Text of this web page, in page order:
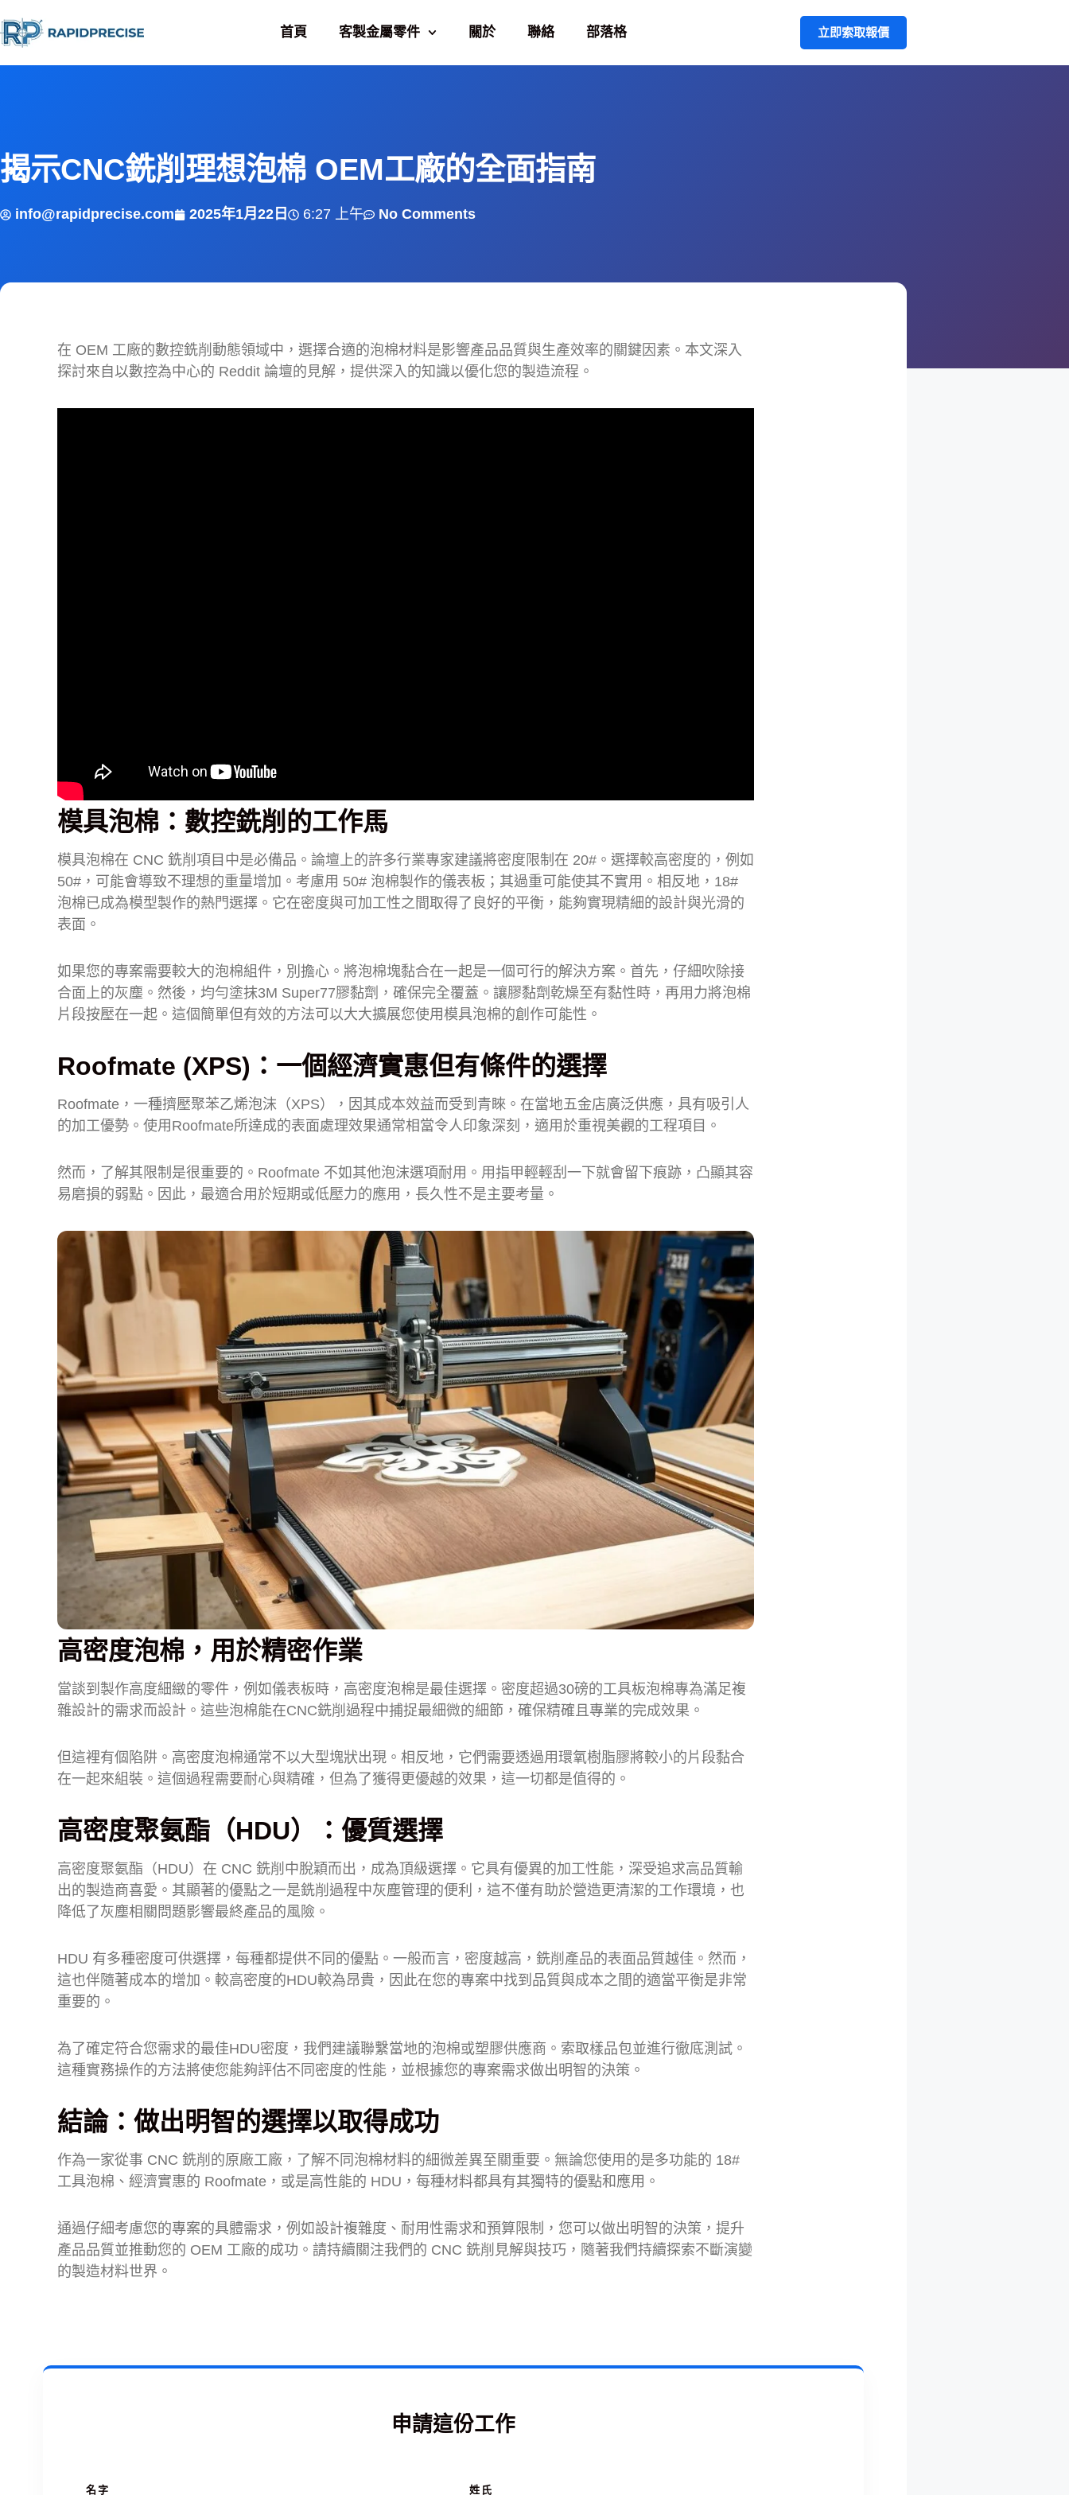
首頁 客製金屬零件 關於 聯絡 部落格 立即索取報價
揭示CNC銑削理想泡棉 OEM工廠的全面指南
info@rapidprecise.com 2025年1月22日 6:27 上午 No Comments
在 OEM 工廠的數控銑削動態領域中，選擇合適的泡棉材料是影響產品品質與生產效率的關鍵因素。本文深入
探討來自以數控為中心的 Reddit 論壇的見解，提供深入的知識以優化您的製造流程。
模具泡棉：數控銑削的工作馬
模具泡棉在 CNC 銑削項目中是必備品。論壇上的許多行業專家建議將密度限制在 20#。選擇較高密度的，例如
50#，可能會導致不理想的重量增加。考慮用 50# 泡棉製作的儀表板；其過重可能使其不實用。相反地，18#
泡棉已成為模型製作的熱門選擇。它在密度與可加工性之間取得了良好的平衡，能夠實現精細的設計與光滑的
表面。
如果您的專案需要較大的泡棉組件，別擔心。將泡棉塊黏合在一起是一個可行的解決方案。首先，仔細吹除接
合面上的灰塵。然後，均勻塗抹3M Super77膠黏劑，確保完全覆蓋。讓膠黏劑乾燥至有黏性時，再用力將泡棉
片段按壓在一起。這個簡單但有效的方法可以大大擴展您使用模具泡棉的創作可能性。
Roofmate (XPS)：一個經濟實惠但有條件的選擇
Roofmate，一種擠壓聚苯乙烯泡沫（XPS），因其成本效益而受到青睞。在當地五金店廣泛供應，具有吸引人
的加工優勢。使用Roofmate所達成的表面處理效果通常相當令人印象深刻，適用於重視美觀的工程項目。
然而，了解其限制是很重要的。Roofmate 不如其他泡沫選項耐用。用指甲輕輕刮一下就會留下痕跡，凸顯其容
易磨損的弱點。因此，最適合用於短期或低壓力的應用，長久性不是主要考量。
高密度泡棉，用於精密作業
當談到製作高度細緻的零件，例如儀表板時，高密度泡棉是最佳選擇。密度超過30磅的工具板泡棉專為滿足複
雜設計的需求而設計。這些泡棉能在CNC銑削過程中捕捉最細微的細節，確保精確且專業的完成效果。
但這裡有個陷阱。高密度泡棉通常不以大型塊狀出現。相反地，它們需要透過用環氧樹脂膠將較小的片段黏合
在一起來組裝。這個過程需要耐心與精確，但為了獲得更優越的效果，這一切都是值得的。
高密度聚氨酯（HDU）：優質選擇
高密度聚氨酯（HDU）在 CNC 銑削中脫穎而出，成為頂級選擇。它具有優異的加工性能，深受追求高品質輸
出的製造商喜愛。其顯著的優點之一是銑削過程中灰塵管理的便利，這不僅有助於營造更清潔的工作環境，也
降低了灰塵相關問題影響最終產品的風險。
HDU 有多種密度可供選擇，每種都提供不同的優點。一般而言，密度越高，銑削產品的表面品質越佳。然而，
這也伴隨著成本的增加。較高密度的HDU較為昂貴，因此在您的專案中找到品質與成本之間的適當平衡是非常
重要的。
為了確定符合您需求的最佳HDU密度，我們建議聯繫當地的泡棉或塑膠供應商。索取樣品包並進行徹底測試。
這種實務操作的方法將使您能夠評估不同密度的性能，並根據您的專案需求做出明智的決策。
結論：做出明智的選擇以取得成功
作為一家從事 CNC 銑削的原廠工廠，了解不同泡棉材料的細微差異至關重要。無論您使用的是多功能的 18#
工具泡棉、經濟實惠的 Roofmate，或是高性能的 HDU，每種材料都具有其獨特的優點和應用。
通過仔細考慮您的專案的具體需求，例如設計複雜度、耐用性需求和預算限制，您可以做出明智的決策，提升
產品品質並推動您的 OEM 工廠的成功。請持續關注我們的 CNC 銑削見解與技巧，隨著我們持續探索不斷演變
的製造材料世界。
申請這份工作
名字 姓氏